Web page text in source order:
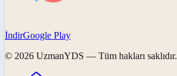
İndirGoogle Play
© 2026 UzmanYDS — Tüm hakları saklıdır.